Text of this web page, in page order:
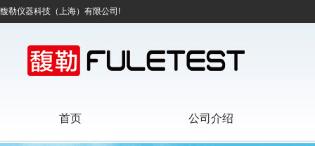
馥勒仪器科技（上海）有限公司!
首页 公司介绍